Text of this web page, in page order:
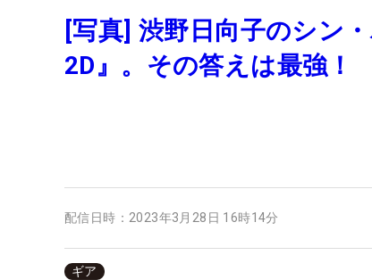
[写真] 渋野日向子のシン
2D』。その答えは最強！
配信日時： 2023年3月28日 16時14分
ギア